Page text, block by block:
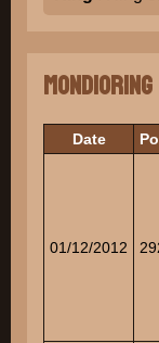
Mondioring
Date
01/12/2012